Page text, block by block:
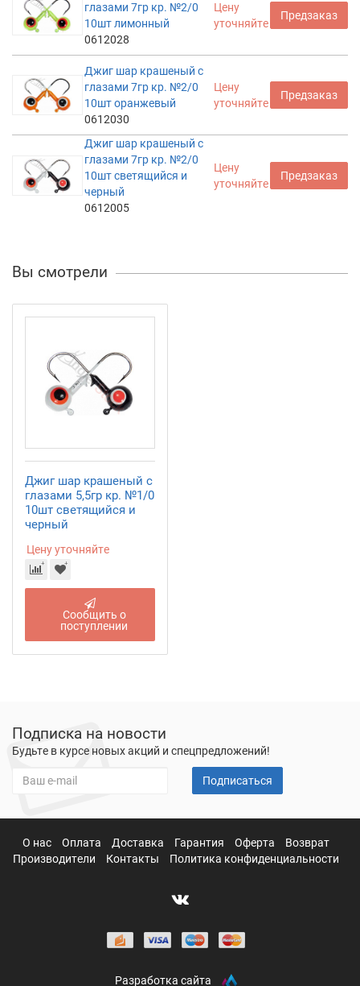
глазами 7гр кр. №2/0
10шт лимонный
0612028
Цену
уточняйте
Предзаказ
Джиг шар крашеный с
глазами 7гр кр. №2/0
10шт оранжевый
0612030
Цену
уточняйте
Предзаказ
Джиг шар крашеный с
глазами 7гр кр. №2/0
10шт светящийся и
черный
0612005
Цену
уточняйте
Предзаказ
Вы смотрели
Джиг шар крашеный с
глазами 5,5гр кр. №1/0
10шт светящийся и
черный
Цену уточняйте
Сообщить о
поступлении
Подписка на новости
Будьте в курсе новых акций и спецпредложений!
Подписаться
О нас Оплата Доставка Гарантия Оферта
Возврат
Производители
Контакты Политика конфиденциальности
Разработка сайта